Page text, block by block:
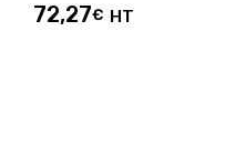
72,27€ HT